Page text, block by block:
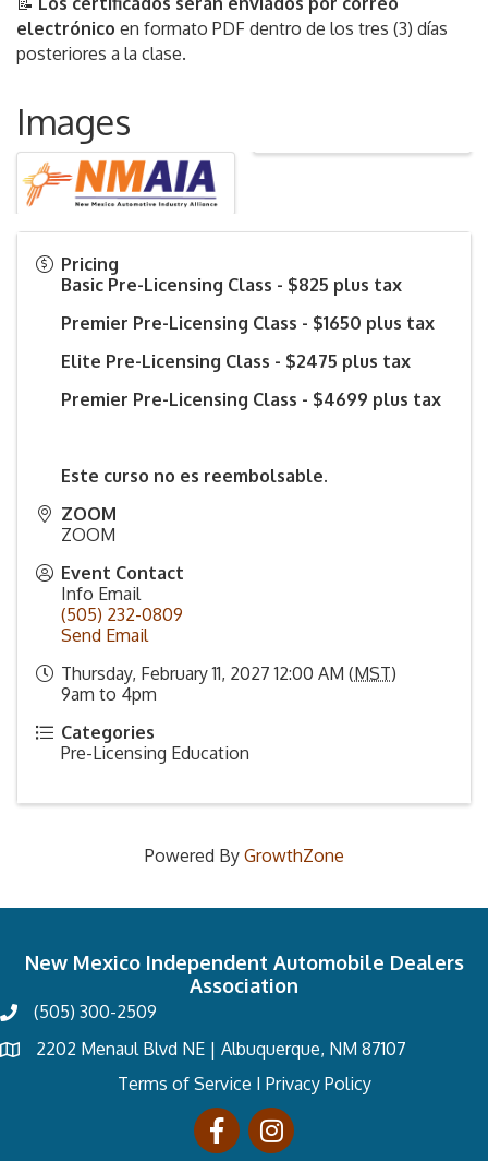
electrónico en formato PDF dentro de los tres (3) días
posteriores a la clase.
Images
Pricing
Basic Pre-Licensing Class - $825 plus tax
Premier Pre-Licensing Class - $1650 plus tax
Elite Pre-Licensing Class - $2475 plus tax
Premier Pre-Licensing Class - $4699 plus tax
Este curso no es reembolsable.
ZOOM
ZOOM
Event Contact
Info Email
(505) 232-0809
Send Email
Thursday, February 11, 2027 12:00 AM (MST)
9am to 4pm
Categories
Pre-Licensing Education
Powered By GrowthZone
New Mexico Independent Automobile Dealers
Association
(505) 300-2509
2202 Menaul Blvd NE | Albuquerque, NM 87107
Terms of Service I Privacy Policy